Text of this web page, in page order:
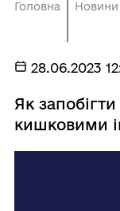
Головна Новини
28.06.2023
Як
кишковими